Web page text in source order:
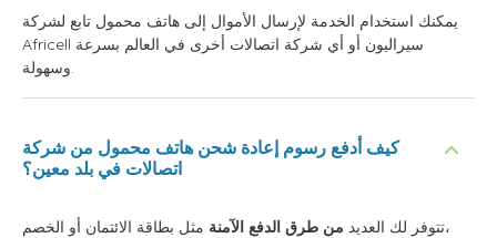
يمكنك استخدام الخدمة لإرسال الأموال إلى هاتف محمول تابع لشركة
Africell سيراليون أو أي شركة اتصالات أخرى في العالم بسرعة
وسهولة.
كيف أدفع رسوم إعادة شحن هاتف محمول من شركة
اتصالات في بلد معين؟
تتوفر لك العديد من طرق الدفع الآمنة مثل بطاقة الائتمان أو الخصم،